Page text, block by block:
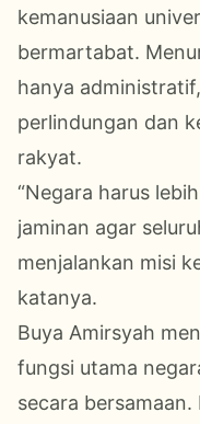
kemanusiaan
bermartabat.
hanya
perlindungan dan
rakyat.
“Negara harus
jaminan agar
menjalankan misi
katanya.
Buya Amirsyah
fungsi utama
secara